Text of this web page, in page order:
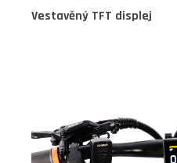
Vestavěný TFT displej